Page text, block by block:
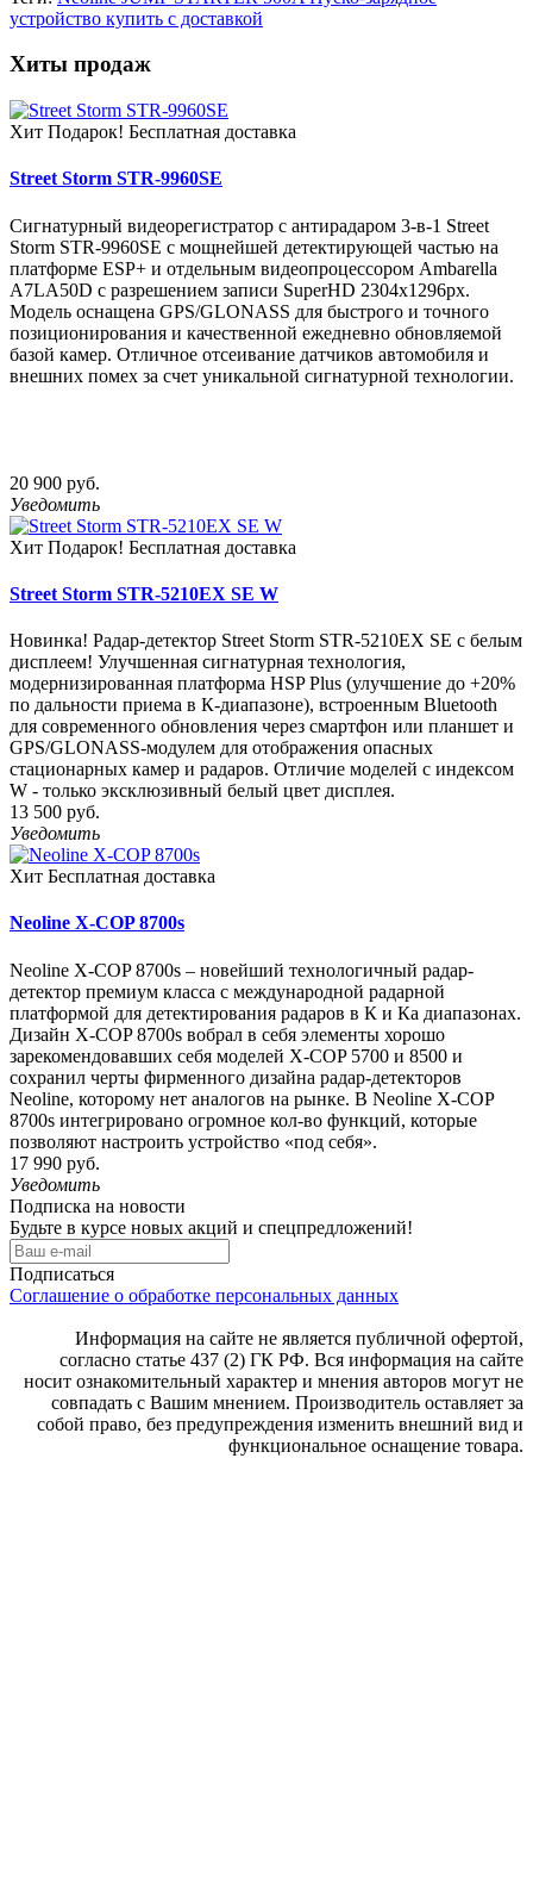
устройство купить с доставкой
Хиты продаж
Хит Подарок! Бесплатная доставка
Street Storm STR-9960SE
Сигнатурный видеорегистратор с антирадаром 3-в-1 Street
Storm STR-9960SE с мощнейшей детектирующей частью на
платформе ESP+ и отдельным видеопроцессором Ambarella
A7LA50D c разрешением записи SuperHD 2304х1296px.
Модель оснащена GPS/GLONASS для быстрого и точного
позиционирования и качественной ежедневно обновляемой
базой камер. Отличное отсеивание датчиков автомобиля и
внешних помех за счет уникальной сигнатурной технологии.
20 900 руб.
Уведомить
Хит Подарок! Бесплатная доставка
Street Storm STR-5210EX SE W
Новинка! Радар-детектор Street Storm STR-5210EX SE с белым
дисплеем! Улучшенная сигнатурная технология,
модернизированная платформа HSP Plus (улучшение до +20%
по дальности приема в К-диапазоне), встроенным Bluetooth
для современного обновления через смартфон или планшет и
GPS/GLONASS-модулем для отображения опасных
стационарных камер и радаров. Отличие моделей с индексом
W - только эксклюзивный белый цвет дисплея.
13 500 руб.
Уведомить
Хит Бесплатная доставка
Neoline X-COP 8700s
Neoline X-COP 8700s – новейший технологичный радар-
детектор премиум класса с международной радарной
платформой для детектирования радаров в К и Ка диапазонах.
Дизайн X-COP 8700s вобрал в себя элементы хорошо
зарекомендовавших себя моделей X-COP 5700 и 8500 и
сохранил черты фирменного дизайна радар-детекторов
Neoline, которому нет аналогов на рынке. В Neoline X-COP
8700s интегрировано огромное кол-во функций, которые
позволяют настроить устройство «под себя».
17 990 руб.
Уведомить
Подписка на новости
Будьте в курсе новых акций и спецпредложений!
Подписаться
Соглашение о обработке персональных данных
Информация на сайте не является публичной офертой,
согласно статье 437 (2) ГК РФ. Вся информация на сайте
носит ознакомительный характер и мнения авторов могут не
совпадать с Вашим мнением. Производитель оставляет за
собой право, без предупреждения изменить внешний вид и
функциональное оснащение товара.